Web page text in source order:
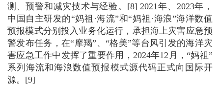
测、预警和减灾技术与经验。[8] 2021年、2023年，
中国自主研发的“妈祖·海流”和“妈祖·海浪”海洋数值
预报模式分别投入业务化运行，承担海上灾害应急预
警发布任务，在“摩羯”、“格美”等台风引发的海洋灾
害应急工作中发挥了重要作用，2024年12月，“妈祖”
系列海流和海浪数值预报模式源代码正式向国际开
源。[9]